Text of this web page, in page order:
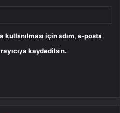
kullanılması için adım, e-posta
kaydedilsin.